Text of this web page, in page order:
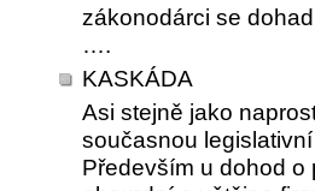
zákonodárci se
….
KASKÁDA
Asi stejně jako
současnou
Především u dohod o